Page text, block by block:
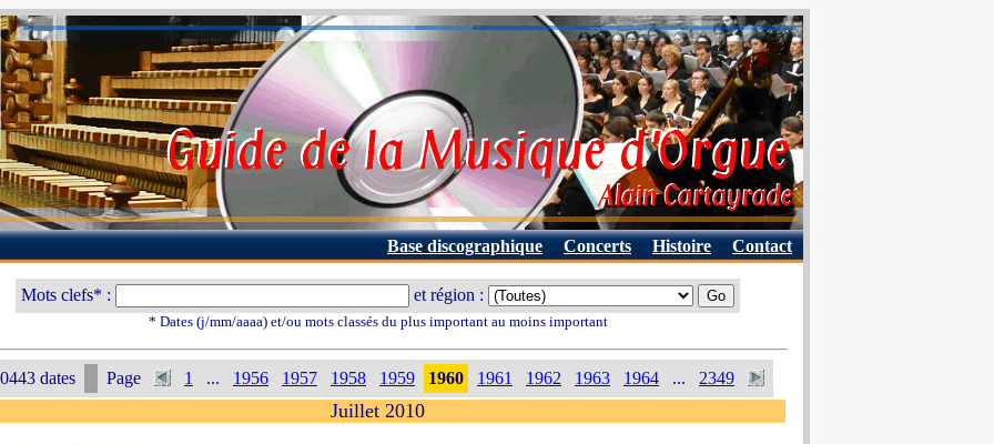
Base discographique Concerts Histoire Contact
Mots clefs* : et région :
* Dates (j/mm/aaaa) et/ou mots classés du plus important au moins important
dates Page 1 ... 1956 1957 1958 1959 1960 1961 1962 1963 1964 ... 2349
Juillet 2010